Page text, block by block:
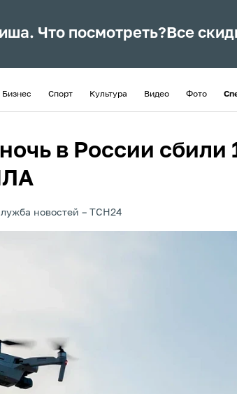
Что посмотреть? Все
Бизнес Спорт Культура Видео Фото
в России сбили
новостей ТСН24